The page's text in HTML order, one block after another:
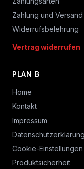
Zahlung und Versand
Widerrufsbelehrung
Vertrag widerrufen
PLAN B
Home
Kontakt
Impressum
Datenschutzerklärung
Cookie-Einstellungen
Produktsicherheit